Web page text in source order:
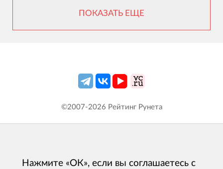
ПОКАЗАТЬ ЕЩЕ
©2007-2026 Рейтинг Рунета
Нажмите «ОК», если вы соглашаетесь с